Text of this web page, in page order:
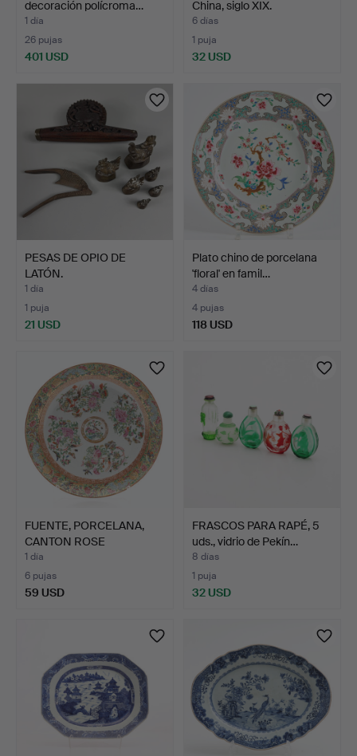
decoración polícroma…
1 día
26 pujas
401 USD
China, siglo XIX.
6 días
1 puja
32 USD
PESAS DE OPIO DE
LATÓN.
1 día
1 puja
21 USD
Plato chino de porcelana
'floral' en famil…
4 días
4 pujas
118 USD
FUENTE, PORCELANA,
CANTON ROSE
MEDALLION, …
1 día
6 pujas
59 USD
FRASCOS PARA RAPÉ, 5
uds., vidrio de Pekín…
8 días
1 puja
32 USD